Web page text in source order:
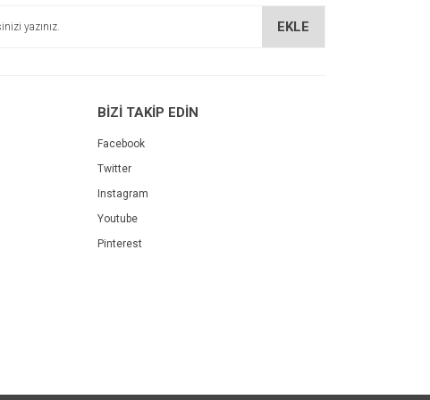
EKLE
BİZİ TAKİP EDİN
Facebook
Twitter
Instagram
Youtube
Pinterest